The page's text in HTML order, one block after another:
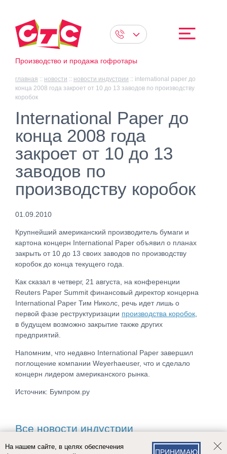
Производство и продажа гофротары
главная :: новости :: новости индустрии :: international paper до
конца 2008 года закроет от 10 до 13 заводов по производству
коробок
International Paper до
конца 2008 года
закроет от 10 до 13
заводов по
производству коробок
01.09.2010
Крупнейший американский производитель бумаги и
картона концерн International Paper объявил о планах
закрыть от 10 до 13 своих заводов по производству
коробок до конца текущего года.
Как сказал в четверг, 21 августа, на конференции
Reuters Paper Summit финансовый директор концерна
International Paper Тим Николс, речь идет лишь о
первой фазе реструктуризации производства коробок,
в будущем возможно закрытие также других
предприятий.
Напомним, что недавно International Paper завершил
поглощение компании Weyerhaeuser, что и сделало
концерн лидером американского рынка.
Источник: Бумпром.ру
Все новости индустрии
На нашем сайте, в целях обеспечения
ПРИНИМАЮ